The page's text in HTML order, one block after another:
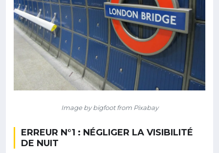
Image by bigfoot from Pixabay
ERREUR N°1 : NÉGLIGER LA VISIBILITÉ
DE NUIT